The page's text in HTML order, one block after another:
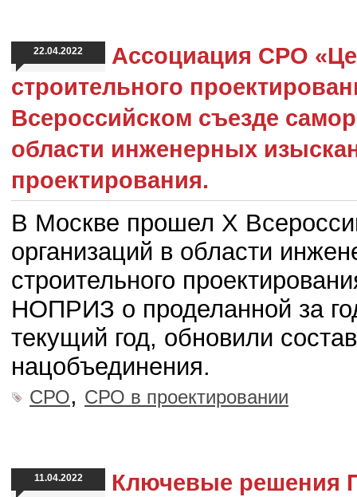
22.04.2022
Ассоциация СРО
строительного
Всероссийском съезде
области инженерных
проектирования.
В Москве прошел X
организаций в области
строительного
НОПРИЗ о проделанной за
текущий год, обновили
нацобъединения.
СРО, СРО в проектировании
11.04.2022
Ключевые решения